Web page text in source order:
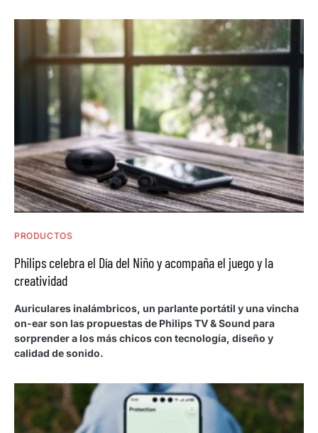
PRODUCTOS
Philips celebra el Día del Niño y acompaña el juego y la
creatividad
Auriculares inalámbricos, un parlante portátil y una vincha
on-ear son las propuestas de Philips TV & Sound para
sorprender a los más chicos con tecnología, diseño y
calidad de sonido.